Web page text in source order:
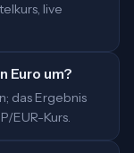
live
Euro um?
das Ergebnis
EUR-Kurs.